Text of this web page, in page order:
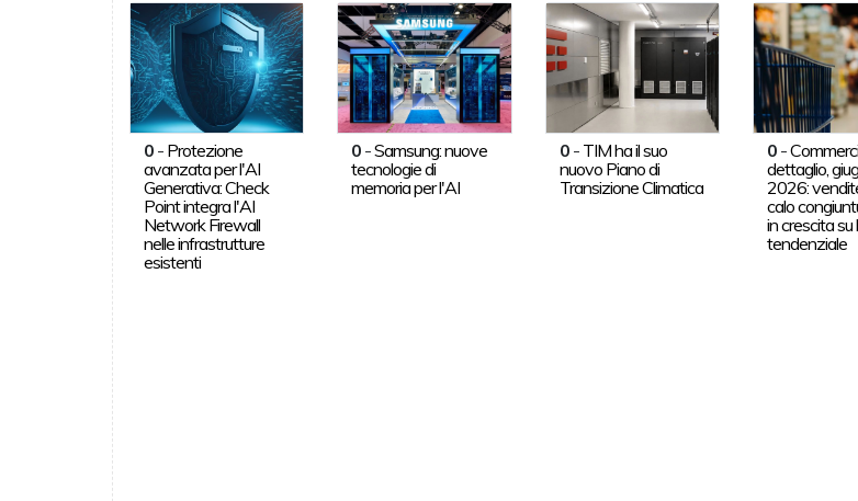
0- Protezione
avanzata per l'AI
Generativa: Check
Point integra l'AI
Network Firewall
nelle infrastrutture
esistenti
0 -Samsung: nuove
tecnologie di
memoria per l'AI
0- TIM ha il suo
nuovo Piano di
Transizione Climatica
0 -
dettaglio,
2026:
calo
in crescita su
tendenziale